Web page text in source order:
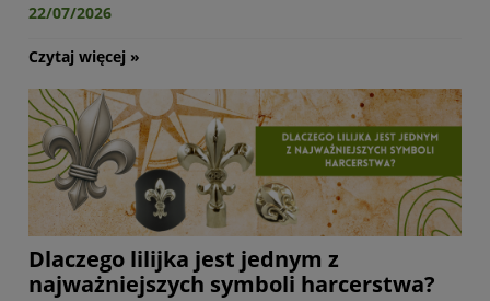
22/07/2026
czytaj więcej »
Dlaczego lilijka jest jednym z
najważniejszych symboli harcerstwa?